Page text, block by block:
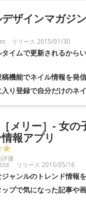
デザインマガジ
リリース 2015/01/30
タイムで更新されるから
機能でネイル情報を発
り登録で自分だけのネ
メリー］- 女の
報アプリ
価
リリース 2015/05/16
ャンルのトレンド情報
ップで気になった記事や